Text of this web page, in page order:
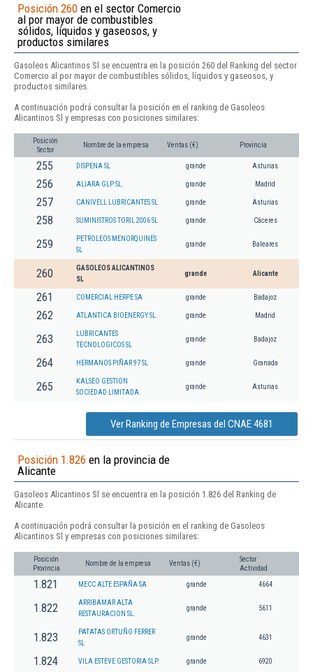
Posición 260 en el sector Comercio
al por mayor de combustibles
sólidos, líquidos y gaseosos, y
productos similares
Gasoleos Alicantinos Sl se encuentra en la posición 260 del Ranking del sector
Comercio al por mayor de combustibles sólidos, líquidos y gaseosos, y
productos similares.
A continuación podrá consultar la posición en el ranking de Gasoleos
Alicantinos Sl y empresas con posiciones similares:
Posición
Sector
Nombre de la empresa Ventas (€) Provincia
255 DISPENA SL grande Asturias
256 ALIARA GLP SL. grande Madrid
257 CANIVELL LUBRICANTES SL grande Asturias
258 SUMINISTROS TORIL 2006 SL grande Cáceres
259
PETROLEOS MENORQUINES
SL
grande Baleares
260
GASOLEOS ALICANTINOS
SL
grande Alicante
261 COMERCIAL HERPE SA grande Badajoz
262 ATLANTICA BIOENERGY SL. grande Madrid
263
LUBRICANTES
TECNOLOGICOS SL
grande Badajoz
264 HERMANOS PIÑAR 97 SL grande Granada
265
KALSEO GESTION
SOCIEDAD LIMITADA.
grande Asturias
Ver Ranking de Empresas del CNAE 4681
Posición 1.826 en la provincia de
Alicante
Gasoleos Alicantinos Sl se encuentra en la posición 1.826 del Ranking de
Alicante.
A continuación podrá consultar la posición en el ranking de Gasoleos
Alicantinos Sl y empresas con posiciones similares:
Posición
Provincia
Nombre de la empresa Ventas (€)
Sector
Actividad
1.821 MECC ALTE ESPAÑA SA grande 4664
1.822
ARRIBAMAR ALTA
RESTAURACION SL.
grande 5611
1.823
PATATAS ORTUÑO FERRER
SL
grande 4631
1.824 VILA ESTEVE GESTORIA SLP. grande 6920